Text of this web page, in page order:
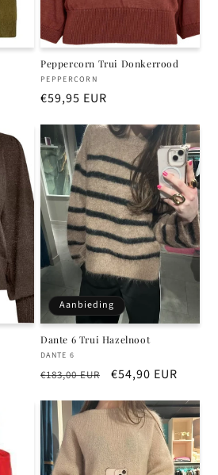
Peppercorn Trui Donkerrood
Verkoper:
PEPPERCORN
Normale
€59,95 EUR
Aanbieding
Dante 6 Trui Hazelnoot
Verkoper:
DANTE 6
Normale
€183,00 EUR Aanbiedingsprijs
€54,90 EUR